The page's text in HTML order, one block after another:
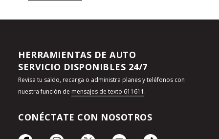
HERRAMIENTAS DE AUTO
SERVICIO DISPONIBLES 24/7
Revisa tu saldo, recarga o administra planes y teléfonos con
nuestra función de mensajes de texto 611611 .
CONÉCTATE CON NOSOTROS